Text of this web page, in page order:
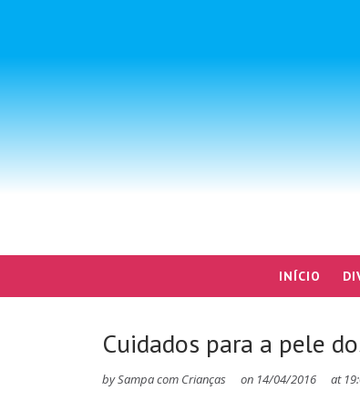
INÍCIO
Cuidados para a pele
bySampa com Crianças on 14/04/2016 at